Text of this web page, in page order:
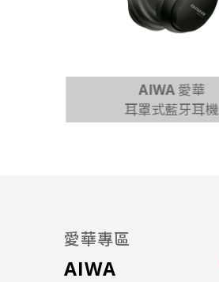
AIWA 愛華
耳罩式藍牙耳機
愛華專區
AIWA